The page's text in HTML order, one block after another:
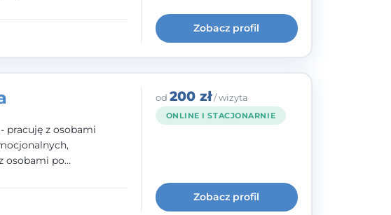
i wypalenia
i angielskim, w
na partnerstwie i
Zobacz profil
pracuję z osobami
osobami po
psychologię
z interwencji kryzysowej
Wrocławiu. W pracy
od 200 zł/ wizyta
ONLINE I STACJONARNIE
Zobacz profil